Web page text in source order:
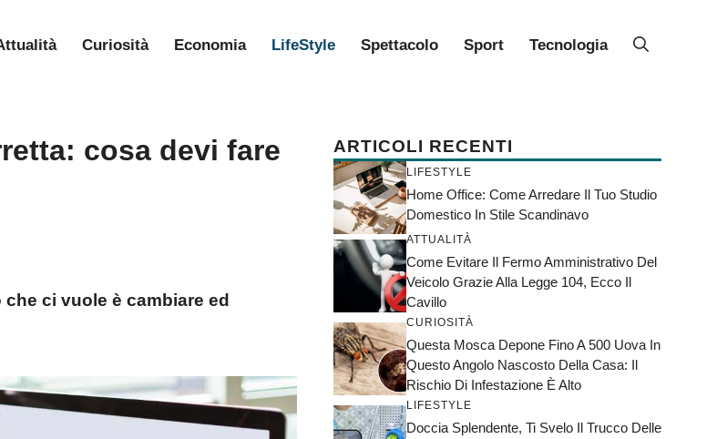
Curiosità Economia LifeStyle Spettacolo Sport Tecnologia
cosa devi fare
ci vuole è cambiare ed
ARTICOLI RECENTI
LIFESTYLE
Home Office: Come Arredare Il Tuo Studio
Domestico In Stile Scandinavo
ATTUALITÀ
Come Evitare Il Fermo Amministrativo Del
Veicolo Grazie Alla Legge 104, Ecco Il
Cavillo
CURIOSITÀ
Questa Mosca Depone Fino A 500 Uova In
Questo Angolo Nascosto Della Casa: Il
Rischio Di Infestazione È Alto
LIFESTYLE
Doccia Splendente, Ti Svelo Il Trucco Delle